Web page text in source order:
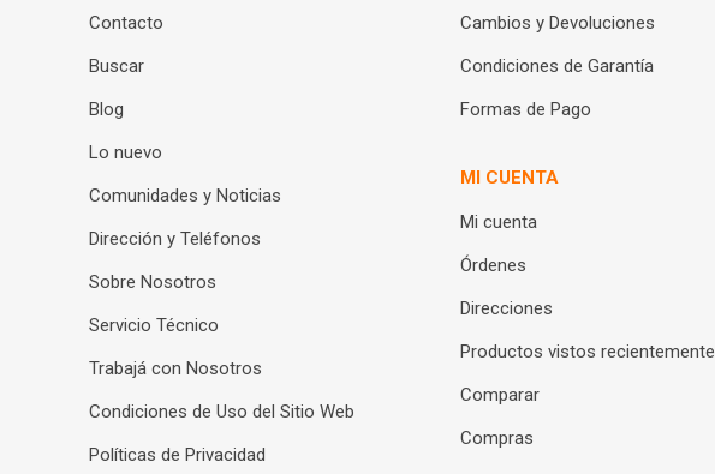
Contacto
Buscar
Blog
Lo nuevo
Comunidades y Noticias
Dirección y Teléfonos
Sobre Nosotros
Servicio Técnico
Trabajá con Nosotros
Condiciones de Uso del Sitio Web
Políticas de Privacidad
Cambios y Devoluciones
Condiciones de Garantía
Formas de Pago
MI CUENTA
Mi cuenta
Órdenes
Direcciones
Productos vistos recientemente
Comparar
Compras